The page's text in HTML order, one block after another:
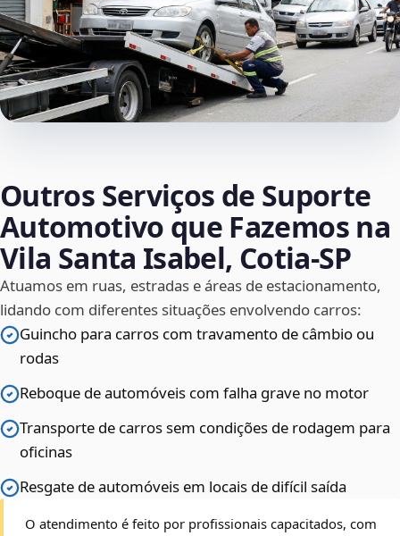
Outros Serviços de Suporte
Automotivo que Fazemos na
Vila Santa Isabel, Cotia‑SP
Atuamos em ruas, estradas e áreas de estacionamento,
lidando com diferentes situações envolvendo carros:
Guincho para carros com travamento de câmbio ou
rodas
Reboque de automóveis com falha grave no motor
Transporte de carros sem condições de rodagem para
oficinas
Resgate de automóveis em locais de difícil saída
O atendimento é feito por profissionais capacitados, com